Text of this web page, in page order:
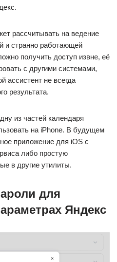
рассчитывать на ведение
и странно работающей
получить доступ извне, её
с другими системами,
ассистент не всегда
результата.
из частей календаря
на iPhone. В будущем
приложение для iOS с
либо простую
в другие утилиты.
для
Яндекс